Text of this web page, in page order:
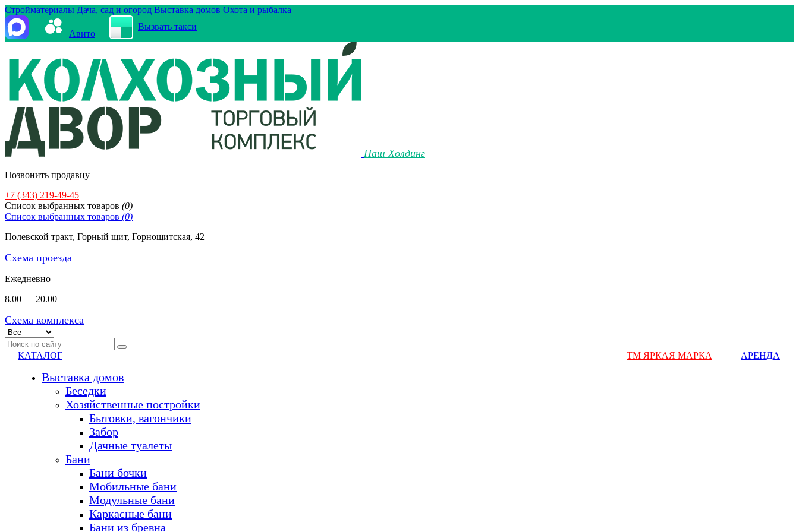
Стройматериалы Дача, сад и огород Выставка домов Охота и рыбалка
Авито
Вызвать такси
Наш Холдинг
Позвонить продавцу
+7 (343) 219-49-45
Cписок выбранных товаров (0)
Cписок выбранных товаров (0)
Полевской тракт, Горный щит, Горнощитская, 42
Схема проезда
Ежедневно
8.00 — 20.00
Схема комплекса
КАТАЛОГ
Выставка домов
Беседки
Хозяйственные постройки
Бытовки, вагончики
Забор
Дачные туалеты
Бани
Бани бочки
Мобильные бани
Модульные бани
Каркасные бани
Бани из бревна
ТМ ЯРКАЯ МАРКА АРЕНДА